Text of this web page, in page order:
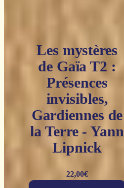
Les mystères
de Gaïa T2 :
Présences
invisibles,
Gardiennes de
la Terre - Yann
Lipnick
22,00€